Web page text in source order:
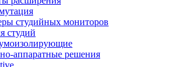
студийных мониторов
студий
аппаратные решения